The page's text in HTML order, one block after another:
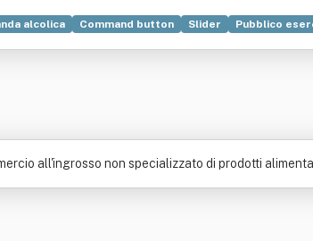
alcolica Command button Slider Pubblico
all'ingrosso non specializzato di prodotti